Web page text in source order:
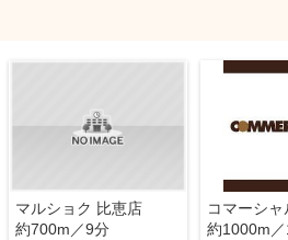
マルショク 比恵店
約700m／9分
約1000m